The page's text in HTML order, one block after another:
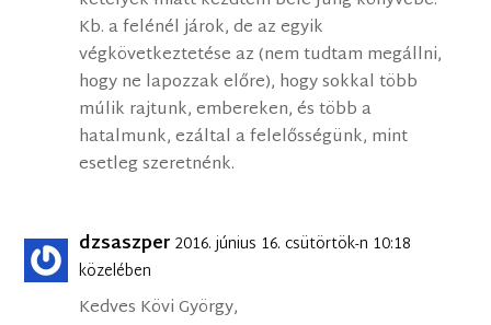
Kb. a felénél járok, de az egyik
végkövetkeztetése az (nem tudtam megállni,
hogy ne lapozzak előre), hogy sokkal több
múlik rajtunk, embereken, és több a
hatalmunk, ezáltal a felelősségünk, mint
esetleg szeretnénk.
dzsaszper 2016. június 16. csütörtök-n 10:18
közelében
Kedves Kövi György,